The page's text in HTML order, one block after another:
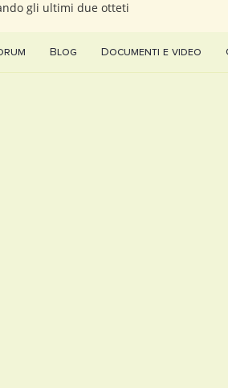
gli ultimi due otteti
Blog Documenti e video